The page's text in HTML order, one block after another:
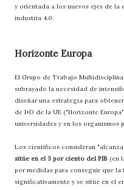
y orientada a los nuevos ejes de
industria 4.0.
Horizonte Europa
El Grupo de Trabajo
subrayado la necesidad de
diseñar una estrategia para
de I+D de la UE ("Horizonte
universidades y en los organismos
Los científicos consideran
sitúe en el 3 por ciento del PIB (en
por medidas para conseguir que
significativamente y se sitúe en el